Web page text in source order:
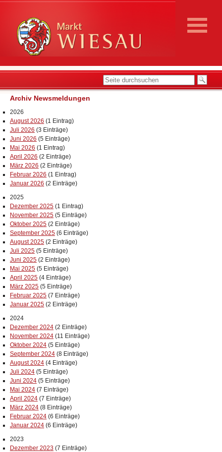
Archiv Newsmeldungen
2026
August 2026 (1 Eintrag)
Juli 2026 (3 Einträge)
Juni 2026 (5 Einträge)
Mai 2026 (1 Eintrag)
April 2026 (2 Einträge)
März 2026 (2 Einträge)
Februar 2026 (1 Eintrag)
Januar 2026 (2 Einträge)
2025
Dezember 2025 (1 Eintrag)
November 2025 (5 Einträge)
Oktober 2025 (2 Einträge)
September 2025 (6 Einträge)
August 2025 (2 Einträge)
Juli 2025 (5 Einträge)
Juni 2025 (2 Einträge)
Mai 2025 (5 Einträge)
April 2025 (4 Einträge)
März 2025 (5 Einträge)
Februar 2025 (7 Einträge)
Januar 2025 (2 Einträge)
2024
Dezember 2024 (2 Einträge)
November 2024 (11 Einträge)
Oktober 2024 (5 Einträge)
September 2024 (8 Einträge)
August 2024 (4 Einträge)
Juli 2024 (5 Einträge)
Juni 2024 (5 Einträge)
Mai 2024 (7 Einträge)
April 2024 (7 Einträge)
März 2024 (8 Einträge)
Februar 2024 (6 Einträge)
Januar 2024 (6 Einträge)
2023
Dezember 2023 (7 Einträge)